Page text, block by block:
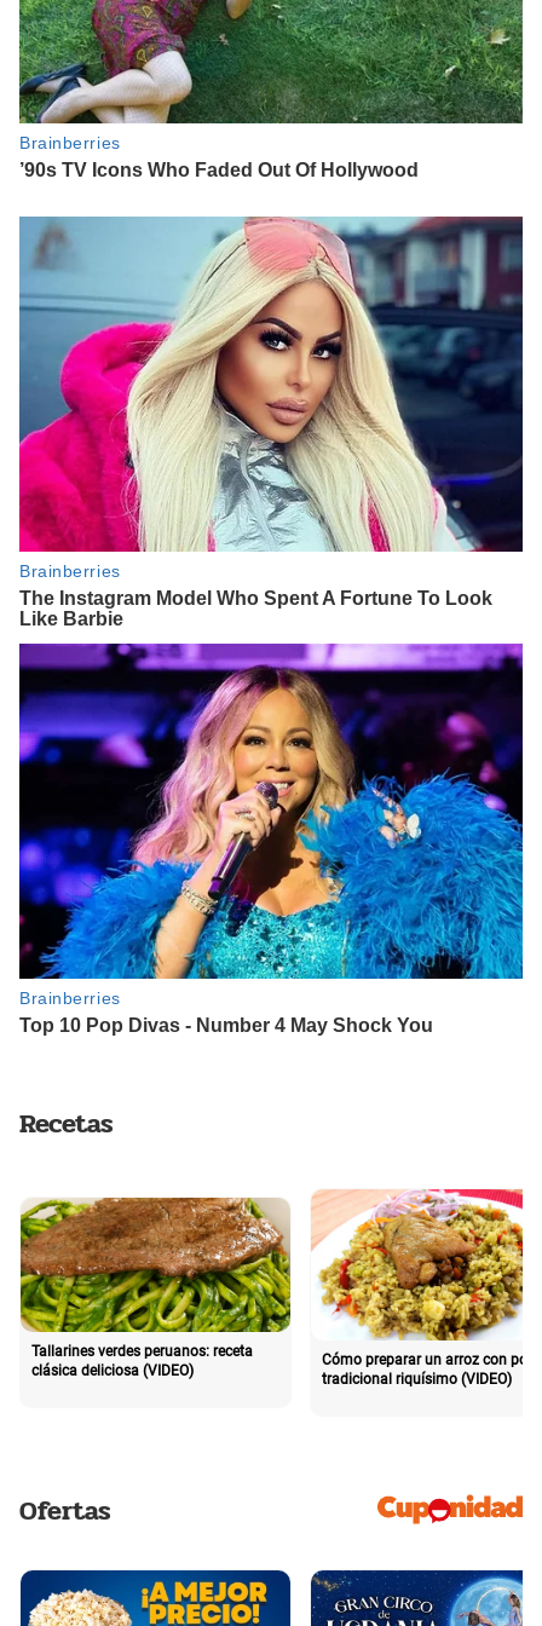
Recetas
Tallarines verdes peruanos: receta
clásica deliciosa (VIDEO)
Cómo preparar un arroz con pollo
tradicional riquísimo (VIDEO)
Ofertas